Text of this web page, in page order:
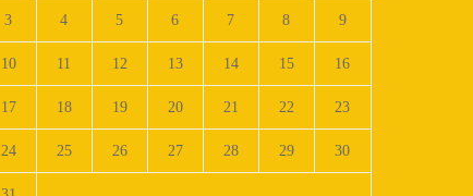
3 4 5 6 7 8 9
10 11 12 13 14 15 16
17 18 19 20 21 22 23
24 25 26 27 28 29 30